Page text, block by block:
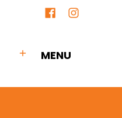
MENU